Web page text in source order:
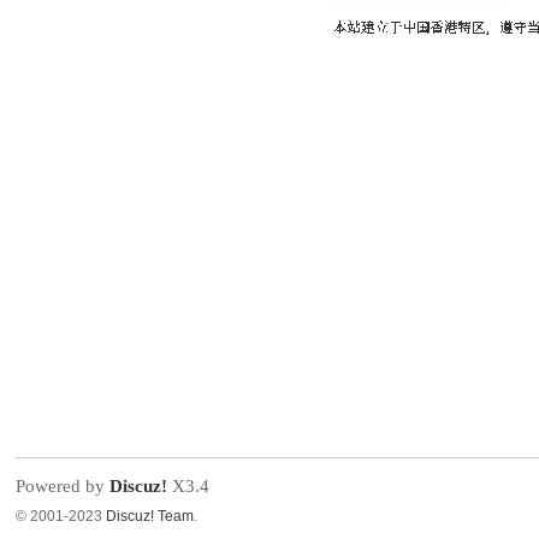
Powered byDiscuz! X3.4
© 2001-2023 Discuz! Team.